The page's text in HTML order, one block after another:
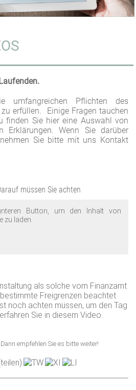
umfangreichen Pflichten des
erfüllen. Einige Fragen tauchen
finden Sie hier eine Auswahl von
Erklärungen. Wenn Sie darüber
Sie bitte mit uns Kontakt
müssen Sie achten
Button, um den Inhalt von
zu laden.
als solche vom Finanzamt
Freigrenzen beachtet
noch achten müssen, um den Tag
Sie in diesem Video.
empfehlen Sie es bitte weiter!